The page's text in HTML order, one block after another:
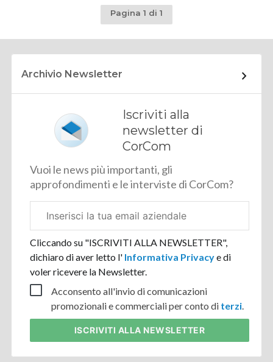
Pagina 1 di 1
Archivio Newsletter
Iscriviti alla
newsletter di
CorCom
Vuoi le news più importanti, gli
approfondimenti e le interviste di CorCom?
aziendale
Cliccando su "ISCRIVITI ALLA NEWSLETTER",
dichiaro di aver letto l' Informativa Privacye di
voler ricevere la Newsletter.
Acconsento all'invio di comunicazioni
promozionali e commerciali per conto di terzi
ISCRIVITI ALLA NEWSLETTER